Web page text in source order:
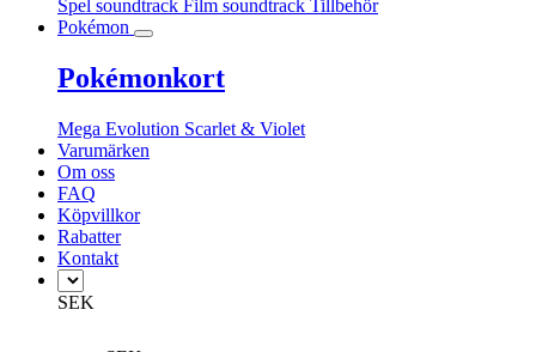
Spel soundtrack Film soundtrack Tillbehör
Pokémon
Pokémonkort
Mega Evolution Scarlet & Violet
Varumärken
Om oss
FAQ
Köpvillkor
Rabatter
Kontakt
SEK